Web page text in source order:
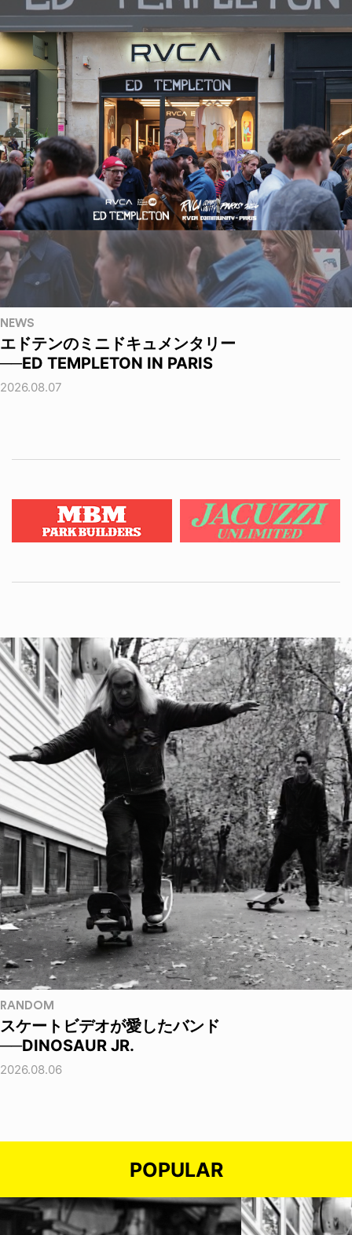
NEWS
エドテンのミニドキュメンタリー
──ED TEMPLETON IN PARIS
2026.08.07
RANDOM
スケートビデオが愛したバンド
──DINOSAUR JR.
2026.08.06
POPULAR